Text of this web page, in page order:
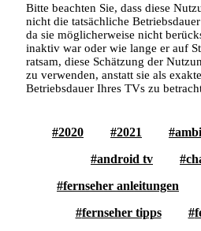
Bitte beachten Sie, dass diese
nicht die tatsächliche
da sie möglicherweise nicht
inaktiv war oder wie lange er auf
ratsam, diese Schätzung der
zu verwenden, anstatt sie als
Betriebsdauer Ihres TVs zu
2020 2021
android tv
fernseher anleitungen
fernseher tipps